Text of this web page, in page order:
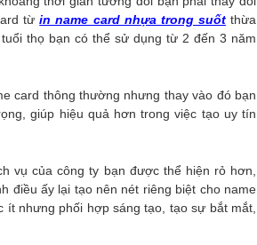
từin name card nhựa trong suốtthừa
thọ bạn có thể sử dụng từ 2 đến 3 năm
card thông thường nhưng thay vào đó bạn
giúp hiệu quả hơn trong việc tạo uy tín
vụ của công ty bạn được thể hiện rỏ hơn,
điều ấy lại tạo nên nét riêng biệt cho name
nhưng phối hợp sáng tạo, tạo sự bắt mắt,